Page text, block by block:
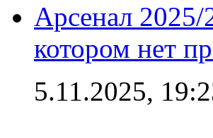
Арсенал 2025/
котором нет
5.11.2025,